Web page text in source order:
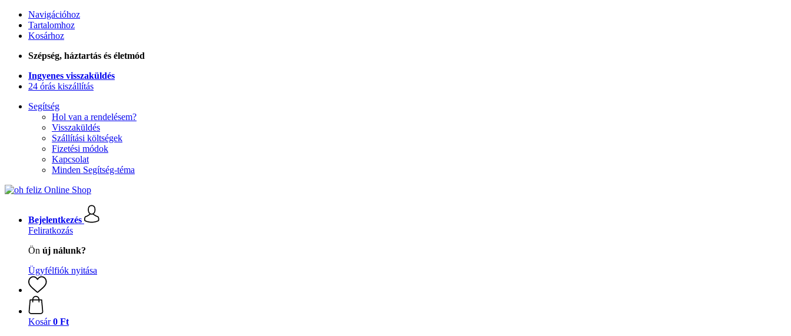
Navigációhoz
Tartalomhoz
Kosárhoz
Szépség, háztartás és életmód
Ingyenes visszaküldés
24 órás kiszállítás
Segítség
Hol van a rendelésem?
Visszaküldés
Szállítási költségek
Fizetési módok
Kapcsolat
Minden Segítség-téma
Bejelentkezés
Feliratkozás
Ön új nálunk?
Ügyfélfiók nyitása
Kosár 0 Ft